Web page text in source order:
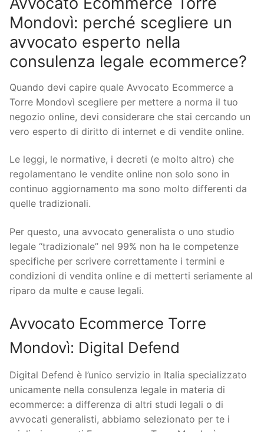
Mondovì: perché scegliere un
avvocato esperto nella
consulenza legale ecommerce?
Quando devi capire quale Avvocato Ecommerce a
Torre Mondovì scegliere per mettere a norma il tuo
negozio online, devi considerare che stai cercando un
vero esperto di diritto di internet e di vendite online.
Le leggi, le normative, i decreti (e molto altro) che
regolamentano le vendite online non solo sono in
continuo aggiornamento ma sono molto differenti da
quelle tradizionali.
Per questo, una avvocato generalista o uno studio
legale “tradizionale” nel 99% non ha le competenze
specifiche per scrivere correttamente i termini e
condizioni di vendita online e di metterti seriamente al
riparo da multe e cause legali.
Avvocato Ecommerce Torre
Mondovì: Digital Defend
Digital Defend è l’unico servizio in Italia specializzato
unicamente nella consulenza legale in materia di
ecommerce: a differenza di altri studi legali o di
avvocati generalisti, abbiamo selezionato per te i